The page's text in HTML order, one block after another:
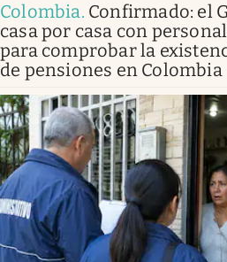
Colombia. Confirmado: el
casa por casa con
para comprobar la
de pensiones en Colombia